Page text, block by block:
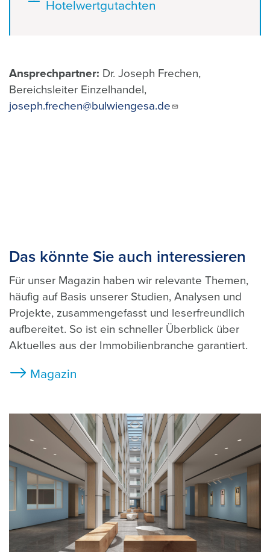
Hotelwertgutachten
Ansprechpartner: Dr. Joseph Frechen,
Bereichsleiter Einzelhandel,
joseph.frechen@bulwiengesa.de
Das könnte Sie auch interessieren
Für unser Magazin haben wir relevante Themen,
häufig auf Basis unserer Studien, Analysen und
Projekte, zusammengefasst und leserfreundlich
aufbereitet. So ist ein schneller Überblick über
Aktuelles aus der Immobilienbranche garantiert.
Magazin